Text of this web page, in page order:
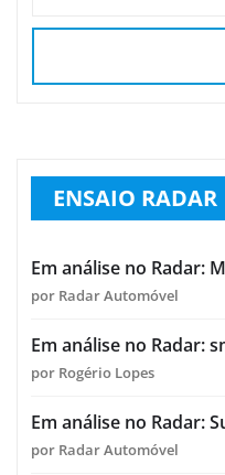
ENSAIO RADAR
Em análise no Radar:
por Radar Automóvel
Em análise no Radar:
por Rogério Lopes
Em análise no Radar:
por Radar Automóvel